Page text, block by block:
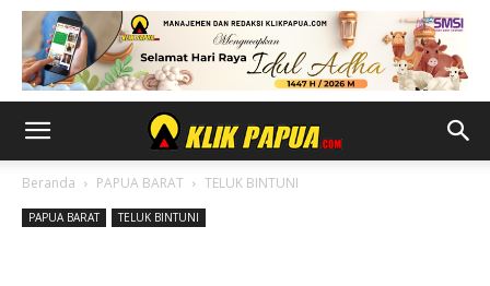
Beranda PAPUA BARAT TELUK BINTUNI
PAPUA BARAT TELUK BINTUNI